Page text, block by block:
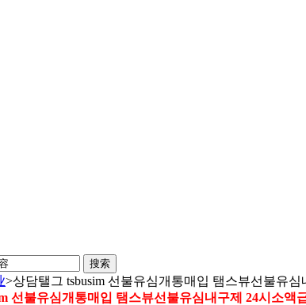
>상담탤그 tsbusim 선불유심개통매입 탬스뷰선불유
선불유심개통매입 탬스뷰선불유심내구제 24시소